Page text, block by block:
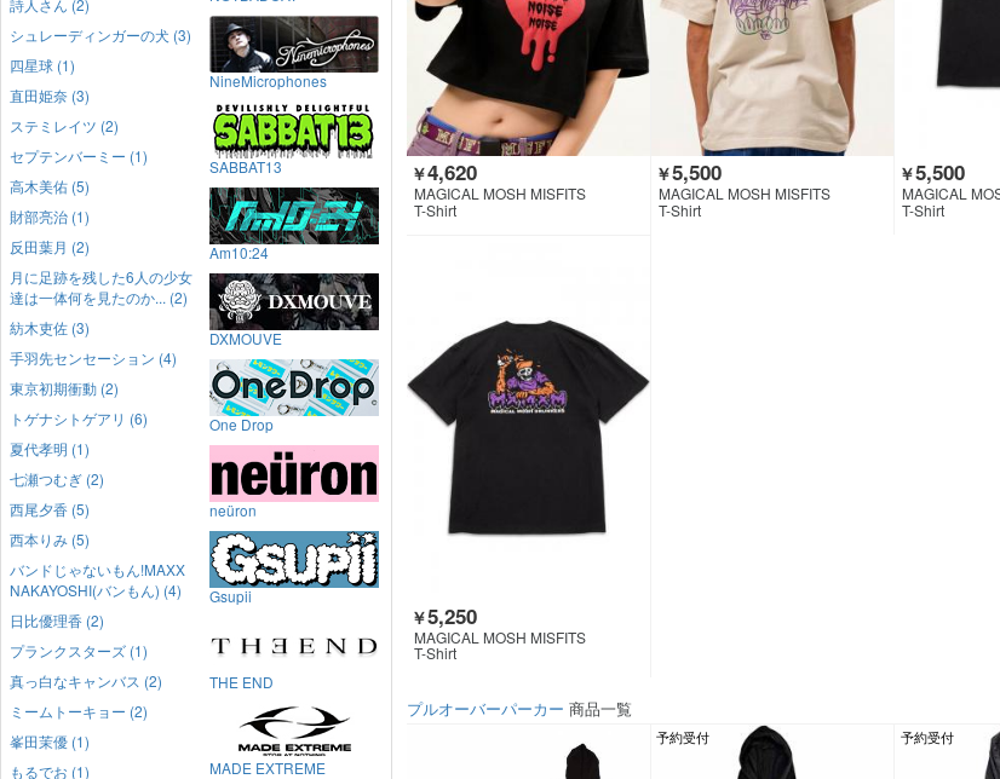
￥4,620
MAGICAL MOSH MISFITS
T-Shirt
￥5,500
MAGICAL MOSH MISFITS
T-Shirt
￥5,500
MAGICAL
T-Shirt
￥5,250
MAGICAL MOSH MISFITS
T-Shirt
プルオーバーパーカー 商品一覧
予約受付 予約受付
シュレーディンガーの犬 (3)
四星球 (1)
直田姫奈 (3)
ステミレイツ (2)
セプテンバーミー (1)
高木美佑 (5)
財部亮治 (1)
反田葉月 (2)
月に足跡を残した6人の少女
達は一体何を見たのか... (2)
紡木吏佐 (3)
手羽先センセーション (4)
東京初期衝動 (2)
トゲナシトゲアリ (6)
夏代孝明 (1)
七瀬つむぎ (2)
西尾夕香 (5)
西本りみ (5)
バンドじゃないもん!MAXX
NAKAYOSHI(バンもん) (4)
日比優理香 (2)
プランクスターズ (1)
真っ白なキャンバス (2)
ミームトーキョー (2)
峯田茉優 (1)
もるでお (1)
NineMicrophones
SABBAT13
Am10:24
DXMOUVE
One Drop
neüron
Gsupii
THE END
MADE EXTREME